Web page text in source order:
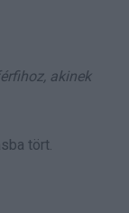
akinek
tört.